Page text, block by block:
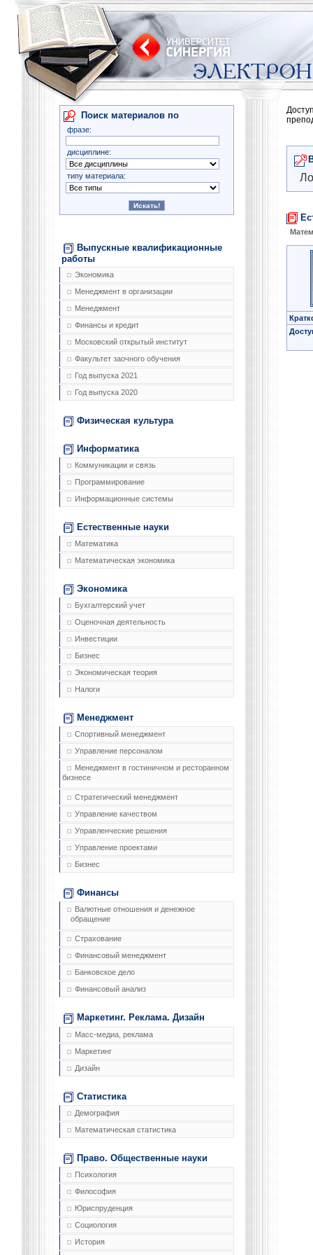
Поиск материалов по
фразе:
дисциплине:
типу материала:
Выпускные квалификационные
работы
Экономика
Менеджмент в организации
Менеджмент
Финансы и кредит
Московский открытый институт
Факультет заочного обучения
Год выпуска 2021
Год выпуска 2020
Физическая культура
Информатика
Коммуникации и связь
Программирование
Информационные системы
Естественные науки
Математика
Математическая экономика
Экономика
Бухгалтерский учет
Оценочная деятельность
Инвестиции
Бизнес
Экономическая теория
Налоги
Менеджмент
Спортивный менеджмент
Управление персоналом
Менеджмент в гостиничном и ресторанном
бизнесе
Стратегический менеджмент
Управление качеством
Управленческие решения
Управление проектами
Бизнес
Финансы
Валютные отношения и денежное
обращение
Страхование
Финансовый менеджмент
Банковское дело
Финансовый анализ
Маркетинг. Реклама. Дизайн
Масс-медиа, реклама
Маркетинг
Дизайн
Статистика
Демография
Математическая статистика
Право. Общественные науки
Психология
Философия
Юриспруденция
Социология
История